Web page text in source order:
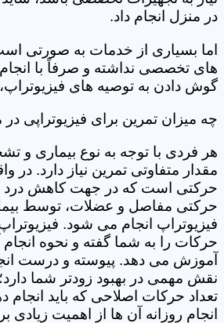
در منزل انجام داد.
اما بسیاری از خدمات به صورتی
های تخصصی نداشته و صرفاً با
گوش دادن به توصیه های
چه میزان تمرین برای فیزیوتراپی
هر فردی با توجه به نوع بیماری و
مقدار متفاوتی تمرین نیاز دارد. در
حرکتی است که در جهت کاهش درد و
حرکتی مفاصل و عضلات، توسط
فیزیوتراپ انجام می شود.
حرکات را به شما گفته و نحوه انجام
آموزش می دهد. پیوسته و درست
نقش مهمی در بهبود زودتر شما دارد؛
تعداد حرکات اصلاحی که باید انجام
انجام روزانه آن ها از اهمیت زیادی